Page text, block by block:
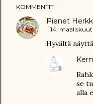
KOMMENTIT
Pienet
14.
Hyvältä
se
alla